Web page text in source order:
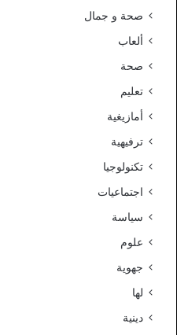
صحة و جمال
ألعاب
صحة
تعليم
أمازيغية
ترفيهية
تكنولوجيا
اجتماعيات
سياسة
علوم
جهوية
لها
دينية